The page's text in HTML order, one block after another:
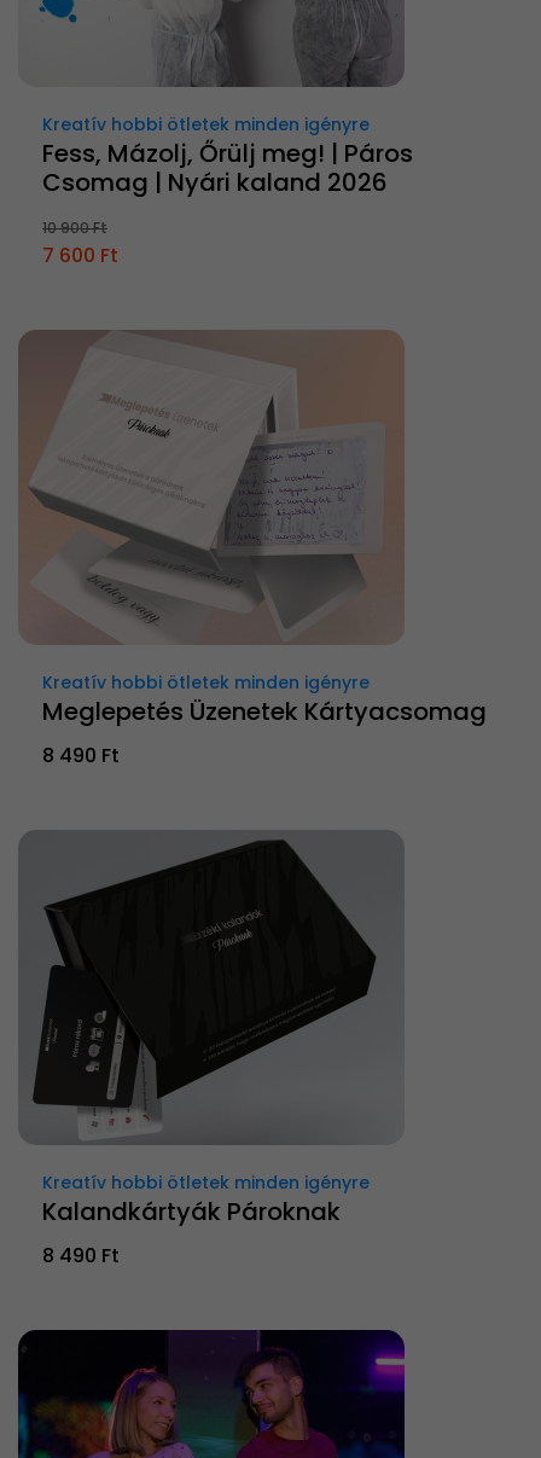
Kreatív hobbi ötletek minden igényre
Fess, Mázolj, Őrülj meg! | Páros
Csomag | Nyári kaland 2026
10 900 Ft
7 600 Ft
Kreatív hobbi ötletek minden igényre
Meglepetés Üzenetek Kártyacsomag
8 490 Ft
Kreatív hobbi ötletek minden igényre
Kalandkártyák Pároknak
8 490 Ft